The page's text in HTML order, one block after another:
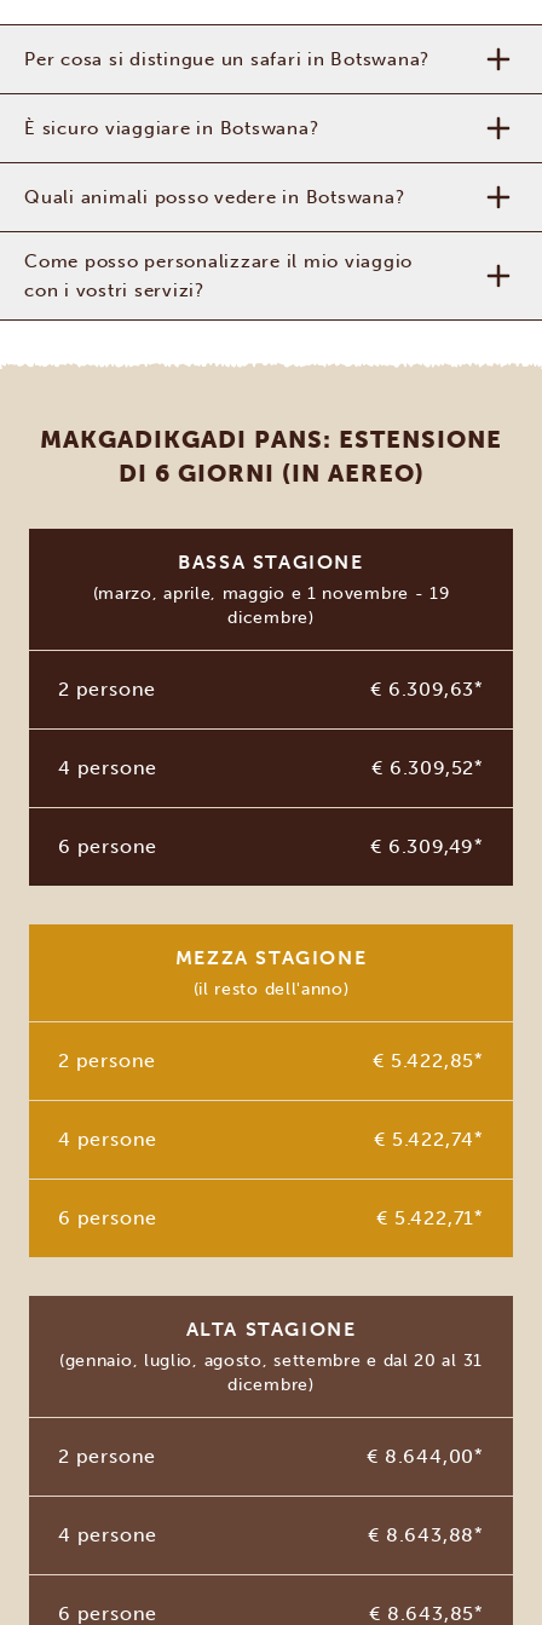
Per cosa si distingue un safari in Botswana?
È sicuro viaggiare in Botswana?
Quali animali posso vedere in Botswana?
Come posso personalizzare il mio viaggio
con i vostri servizi?
MAKGADIKGADI PANS: ESTENSIONE
DI 6 GIORNI (IN AEREO)
BASSA STAGIONE
(marzo, aprile, maggio e 1 novembre - 19
dicembre)
2 persone € 6.309,63*
4 persone € 6.309,52*
6 persone € 6.309,49*
MEZZA STAGIONE
(il resto dell'anno)
2 persone € 5.422,85*
4 persone € 5.422,74*
6 persone € 5.422,71*
ALTA STAGIONE
(gennaio, luglio, agosto, settembre e dal 20 al 31
dicembre)
2 persone € 8.644,00*
4 persone € 8.643,88*
6 persone € 8.643,85*